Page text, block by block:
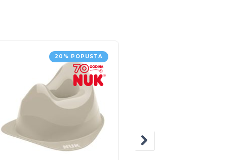
20% POPUSTA